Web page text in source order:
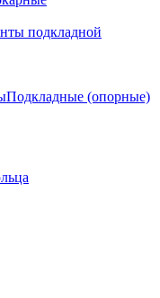
подкладной
Подкладные (опорные)